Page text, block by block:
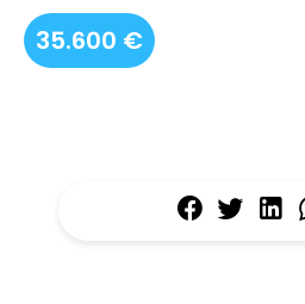
35.600 €